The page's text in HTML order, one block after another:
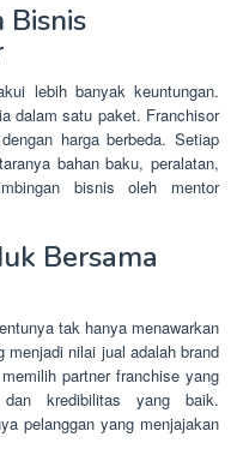
lebih banyak keuntungan.
dalam satu paket. Franchisor
harga berbeda. Setiap
bahan baku, peralatan,
bisnis oleh mentor
Bersama
tak hanya menawarkan
nilai jual adalah brand
partner franchise yang
kredibilitas yang baik.
pelanggan yang menjajakan